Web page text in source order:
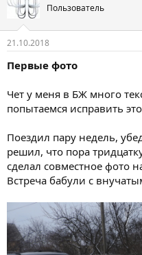
Пользователь
21.10.2018
Первые фото
Чет у меня в БЖ много
попытаемся исправить
Поездил пару недель,
решил, что пора
сделал совместное фото
Встреча бабули с